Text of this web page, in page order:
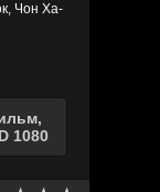
Чон Ха-
1080